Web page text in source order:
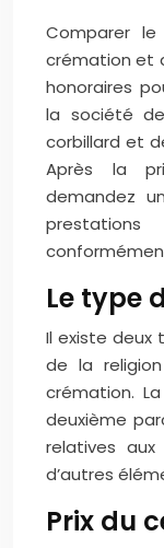
Comparer
crémation et
honoraires
la société
corbillard et
Après la
demandez
Le type
Il existe deux
de la
crémation.
deuxième
relatives
d’autres
Prix du